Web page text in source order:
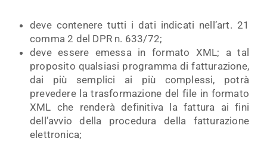
deve contenere tutti i dati indicati nell’art. 21
comma 2 del DPR n. 633/72;
deve essere emessa in formato XML; a tal
proposito qualsiasi programma di fatturazione,
dai più semplici ai più complessi, potrà
prevedere la trasformazione del file in formato
XML che renderà definitiva la fattura ai fini
dell’avvio della procedura della fatturazione
elettronica;